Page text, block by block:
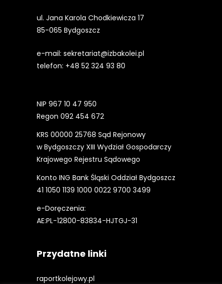
ul. Jana Karola Chodkiewicza 17
85-065 Bydgoszcz
e-mail: sekretariat@izbakolei.pl
telefon: +48 52 324 93 80
NIP 967 10 47 950
Regon 092 454 672
KRS 00000 25768 Sąd Rejonowy
w Bydgoszczy XIII Wydział Gospodarczy
Krajowego Rejestru Sądowego
Konto ING Bank Śląski Oddział Bydgoszcz
41 1050 1139 1000 0022 9700 3499
e-Doręczenia:
AE:PL-12800-83834-HJTGJ-31
Przydatne linki
raportkolejowy.pl